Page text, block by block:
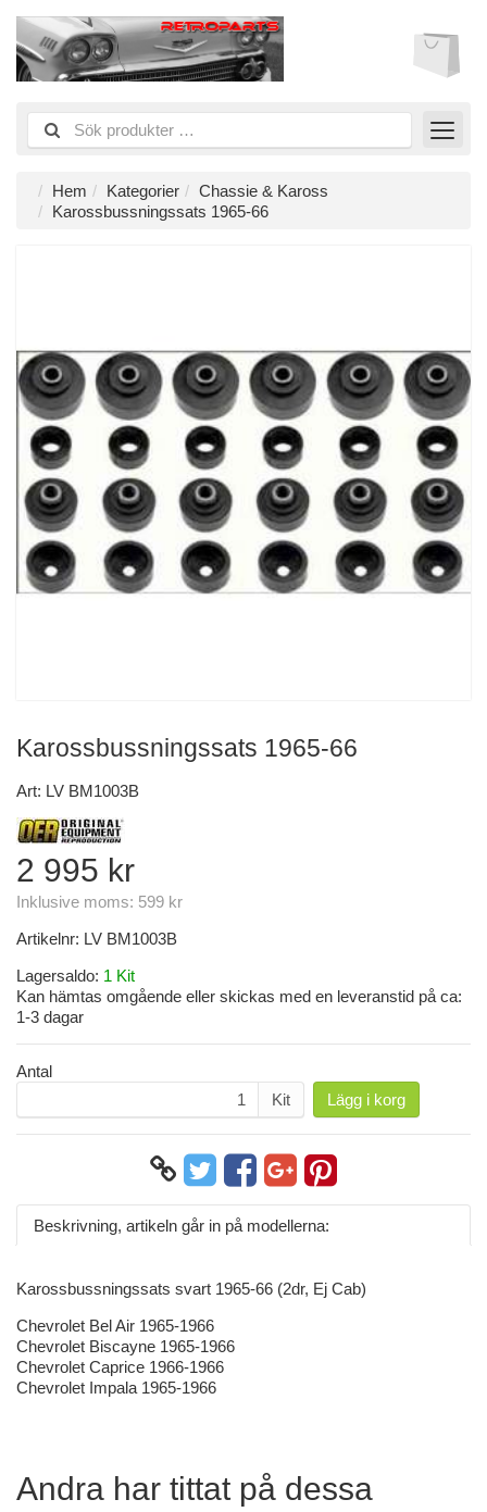
Hem Kategorier
Chassie & Kaross
Karossbussningssats 1965-66
Karossbussningssats 1965-66
Art: LV BM1003B
2 995 kr
Inklusive moms: 599 kr
Artikelnr: LV BM1003B
Lagersaldo: 1 Kit
Kan hämtas omgående eller skickas med en leveranstid på ca:
1-3 dagar
Antal
Kit
Lägg i korg
Beskrivning, artikeln går in på modellerna:
Karossbussningssats svart 1965-66 (2dr, Ej Cab)
Chevrolet Bel Air 1965-1966
Chevrolet Biscayne 1965-1966
Chevrolet Caprice 1966-1966
Chevrolet Impala 1965-1966
Andra har tittat på dessa